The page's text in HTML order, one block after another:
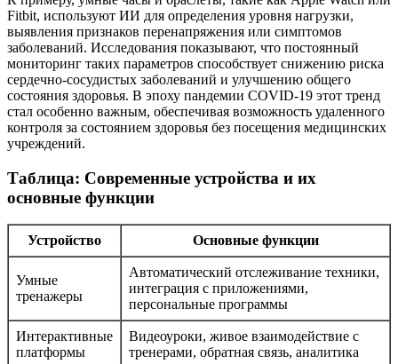
Fitbit, используют ИИ для определения уровня нагрузки,
выявления признаков перенапряжения или симптомов
заболеваний. Исследования показывают, что постоянный
мониторинг таких параметров способствует снижению риска
сердечно-сосудистых заболеваний и улучшению общего
состояния здоровья. В эпоху пандемии COVID-19 этот тренд
стал особенно важным, обеспечивая возможность удаленного
контроля за состоянием здоровья без посещения медицинских
учреждений.
Таблица: Современные устройства и их
основные функции
Устройство Основные функции
Умные
тренажеры
Автоматический отслеживание техники,
интеграция с приложениями,
персональные программы
Интерактивные
платформы
Видеоуроки, живое взаимодействие с
тренерами, обратная связь, аналитика